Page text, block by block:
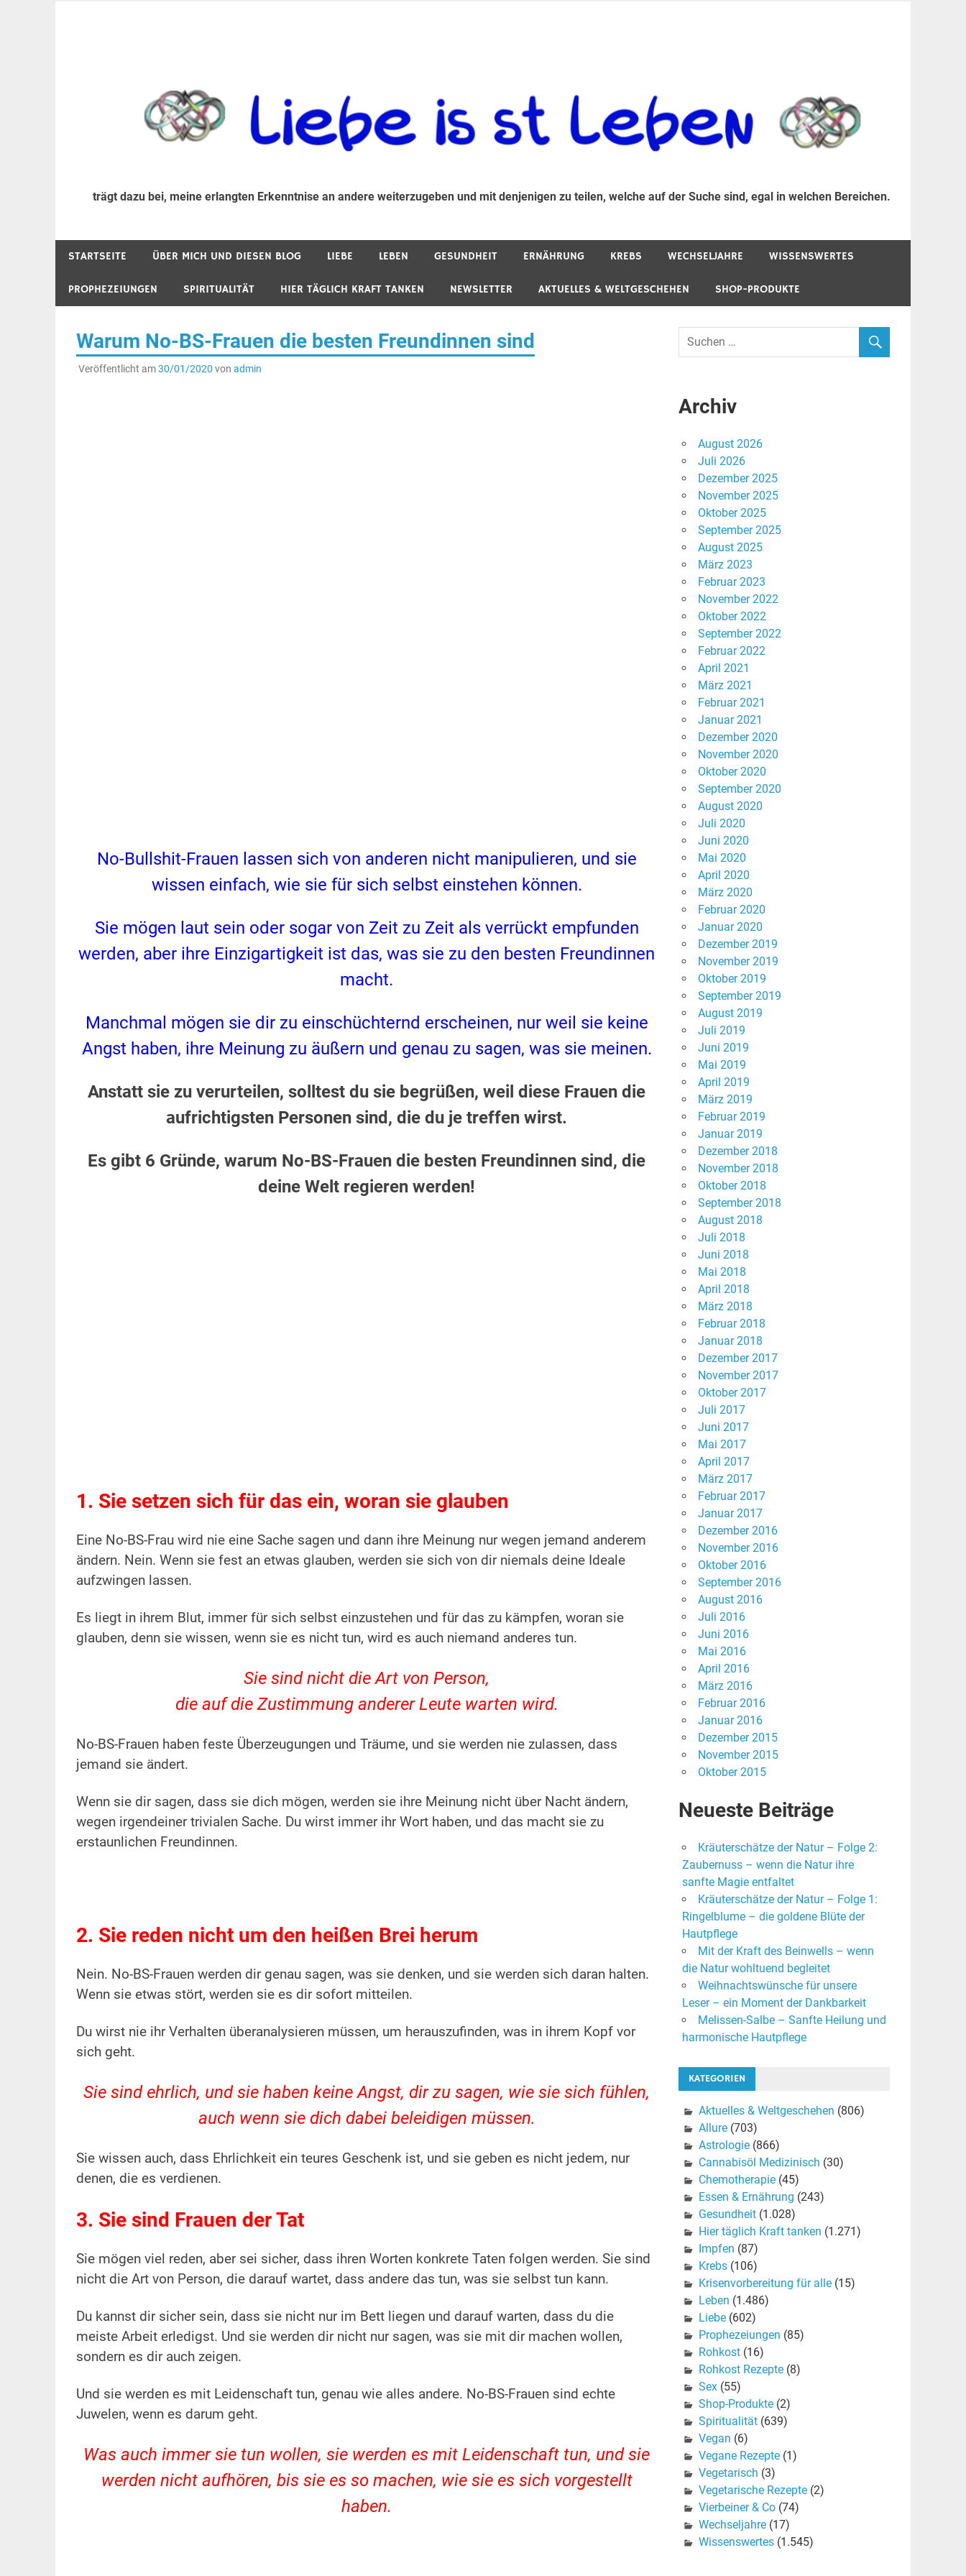
trägt dazu bei, meine erlangten Erkenntnise an andere weiterzugeben und mit denjenigen zu teilen, welche auf der Suche sind, egal in welchen Bereichen.
STARTSEITE ÜBER MICH UND DIESEN BLOG LIEBE LEBEN GESUNDHEIT ERNÄHRUNG KREBS WECHSELJAHRE WISSENSWERTES
PROPHEZEIUNGEN SPIRITUALITÄT HIER TÄGLICH KRAFT TANKEN NEWSLETTER AKTUELLES & WELTGESCHEHEN SHOP-PRODUKTE
Warum No-BS-Frauen die besten Freundinnen sind
Veröffentlicht am30/01/2020 von admin
No-Bullshit-Frauen lassen sich von anderen nicht manipulieren, und sie
wissen einfach, wie sie für sich selbst einstehen können.
Sie mögen laut sein oder sogar von Zeit zu Zeit als verrückt empfunden
werden, aber ihre Einzigartigkeit ist das, was sie zu den besten Freundinnen
macht.
Manchmal mögen sie dir zu einschüchternd erscheinen, nur weil sie keine
Angst haben, ihre Meinung zu äußern und genau zu sagen, was sie meinen.
Anstatt sie zu verurteilen, solltest du sie begrüßen, weil diese Frauen die
aufrichtigsten Personen sind, die du je treffen wirst.
Es gibt 6 Gründe, warum No-BS-Frauen die besten Freundinnen sind, die
deine Welt regieren werden!
1. Sie setzen sich für das ein, woran sie glauben
Eine No-BS-Frau wird nie eine Sache sagen und dann ihre Meinung nur wegen jemand anderem
ändern. Nein. Wenn sie fest an etwas glauben, werden sie sich von dir niemals deine Ideale
aufzwingen lassen.
Es liegt in ihrem Blut, immer für sich selbst einzustehen und für das zu kämpfen, woran sie
glauben, denn sie wissen, wenn sie es nicht tun, wird es auch niemand anderes tun.
Sie sind nicht die Art von Person,
die auf die Zustimmung anderer Leute warten wird.
No-BS-Frauen haben feste Überzeugungen und Träume, und sie werden nie zulassen, dass
jemand sie ändert.
Wenn sie dir sagen, dass sie dich mögen, werden sie ihre Meinung nicht über Nacht ändern,
wegen irgendeiner trivialen Sache. Du wirst immer ihr Wort haben, und das macht sie zu
erstaunlichen Freundinnen.
2. Sie reden nicht um den heißen Brei herum
Nein. No-BS-Frauen werden dir genau sagen, was sie denken, und sie werden sich daran halten.
Wenn sie etwas stört, werden sie es dir sofort mitteilen.
Du wirst nie ihr Verhalten überanalysieren müssen, um herauszufinden, was in ihrem Kopf vor
sich geht.
Sie sind ehrlich, und sie haben keine Angst, dir zu sagen, wie sie sich fühlen,
auch wenn sie dich dabei beleidigen müssen.
Sie wissen auch, dass Ehrlichkeit ein teures Geschenk ist, und sie geben es nicht jedem, nur
denen, die es verdienen.
3. Sie sind Frauen der Tat
Sie mögen viel reden, aber sei sicher, dass ihren Worten konkrete Taten folgen werden. Sie sind
nicht die Art von Person, die darauf wartet, dass andere das tun, was sie selbst tun kann.
Du kannst dir sicher sein, dass sie nicht nur im Bett liegen und darauf warten, dass du die
meiste Arbeit erledigst. Und sie werden dir nicht nur sagen, was sie mit dir machen wollen,
sondern es dir auch zeigen.
Und sie werden es mit Leidenschaft tun, genau wie alles andere. No-BS-Frauen sind echte
Juwelen, wenn es darum geht.
Was auch immer sie tun wollen, sie werden es mit Leidenschaft tun, und sie
werden nicht aufhören, bis sie es so machen, wie sie es sich vorgestellt
haben.
Archiv
August 2026
Juli 2026
Dezember 2025
November 2025
Oktober 2025
September 2025
August 2025
März 2023
Februar 2023
November 2022
Oktober 2022
September 2022
Februar 2022
April 2021
März 2021
Februar 2021
Januar 2021
Dezember 2020
November 2020
Oktober 2020
September 2020
August 2020
Juli 2020
Juni 2020
Mai 2020
April 2020
März 2020
Februar 2020
Januar 2020
Dezember 2019
November 2019
Oktober 2019
September 2019
August 2019
Juli 2019
Juni 2019
Mai 2019
April 2019
März 2019
Februar 2019
Januar 2019
Dezember 2018
November 2018
Oktober 2018
September 2018
August 2018
Juli 2018
Juni 2018
Mai 2018
April 2018
März 2018
Februar 2018
Januar 2018
Dezember 2017
November 2017
Oktober 2017
Juli 2017
Juni 2017
Mai 2017
April 2017
März 2017
Februar 2017
Januar 2017
Dezember 2016
November 2016
Oktober 2016
September 2016
August 2016
Juli 2016
Juni 2016
Mai 2016
April 2016
März 2016
Februar 2016
Januar 2016
Dezember 2015
November 2015
Oktober 2015
Neueste Beiträge
Kräuterschätze der Natur – Folge 2:
Zaubernuss – wenn die Natur ihre
sanfte Magie entfaltet
Kräuterschätze der Natur – Folge 1:
Ringelblume – die goldene Blüte der
Hautpflege
Mit der Kraft des Beinwells – wenn
die Natur wohltuend begleitet
Weihnachtswünsche für unsere
Leser – ein Moment der Dankbarkeit
Melissen-Salbe – Sanfte Heilung und
harmonische Hautpflege
KATEGORIEN
Aktuelles & Weltgeschehen (806)
Allure(703)
Astrologie(866)
Cannabisöl Medizinisch (30)
Chemotherapie(45)
Essen & Ernährung (243)
Gesundheit(1.028)
Hier täglich Kraft tanken (1.271)
Impfen (87)
Krebs(106)
Krisenvorbereitung für alle(15)
Leben (1.486)
Liebe(602)
Prophezeiungen (85)
Rohkost(16)
Rohkost Rezepte(8)
Sex(55)
Shop-Produkte(2)
Spiritualität(639)
Vegan (6)
Vegane Rezepte(1)
Vegetarisch (3)
Vegetarische Rezepte(2)
Vierbeiner & Co(74)
Wechseljahre(17)
Wissenswertes(1.545)